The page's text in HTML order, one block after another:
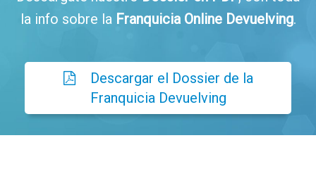
la info sobre la Franquicia Online Devuelving.
Descargar el Dossier de la
Franquicia Devuelving